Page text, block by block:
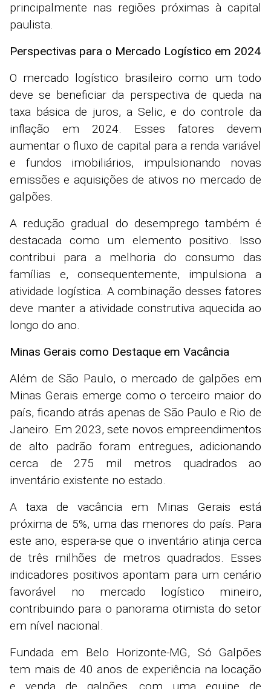
principalmente nas regiões próximas à capital
paulista.
Perspectivas para o Mercado Logístico em 2024
O mercado logístico brasileiro como um todo
deve se beneficiar da perspectiva de queda na
taxa básica de juros, a Selic, e do controle da
inflação em 2024. Esses fatores devem
aumentar o fluxo de capital para a renda variável
e fundos imobiliários, impulsionando novas
emissões e aquisições de ativos no mercado de
galpões.
A redução gradual do desemprego também é
destacada como um elemento positivo. Isso
contribui para a melhoria do consumo das
famílias e, consequentemente, impulsiona a
atividade logística. A combinação desses fatores
deve manter a atividade construtiva aquecida ao
longo do ano.
Minas Gerais como Destaque em Vacância
Além de São Paulo, o mercado de galpões em
Minas Gerais emerge como o terceiro maior do
país, ficando atrás apenas de São Paulo e Rio de
Janeiro. Em 2023, sete novos empreendimentos
de alto padrão foram entregues, adicionando
cerca de 275 mil metros quadrados ao
inventário existente no estado.
A taxa de vacância em Minas Gerais está
próxima de 5%, uma das menores do país. Para
este ano, espera-se que o inventário atinja cerca
de três milhões de metros quadrados. Esses
indicadores positivos apontam para um cenário
favorável no mercado logístico mineiro,
contribuindo para o panorama otimista do setor
em nível nacional.
Fundada em Belo Horizonte-MG, Só Galpões
tem mais de 40 anos de experiência na locação